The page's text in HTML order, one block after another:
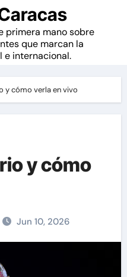
primera mano sobre
que marcan la
e internacional.
y cómo verla en vivo
y cómo
Jun 10, 2026